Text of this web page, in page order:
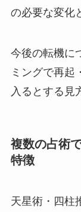
の必要な変化
今後の転機に
ミングで再起
入るとする見
複数の占術
特徴
天星術・四柱